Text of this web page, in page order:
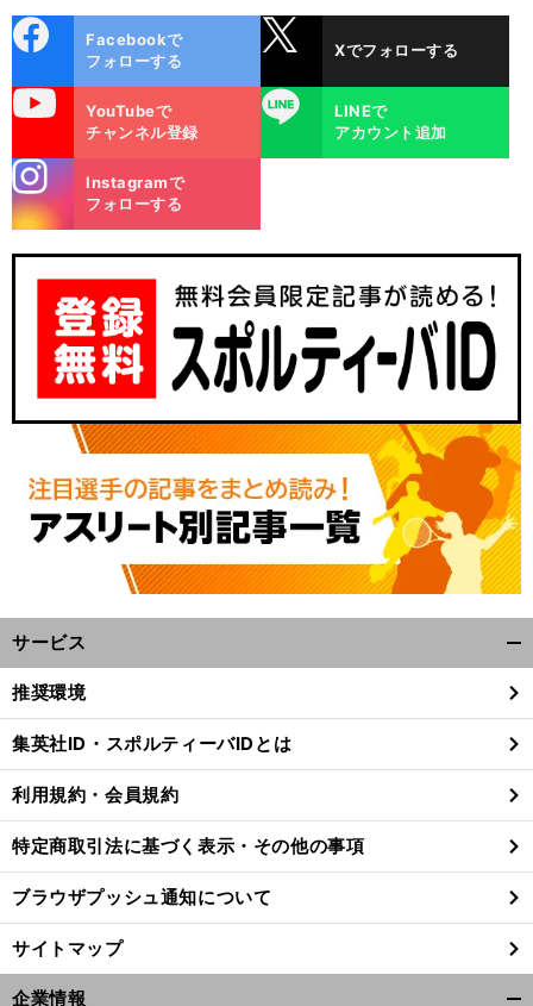
・
悔
」
す 【
河
】
・
ok
Facebookで
フォローする
Xでフォローする
YouTubeで
チャンネル登録
LINE
LINEで
アカウント追加
m
Instagramで
フォローする
サービス
閉
る
推奨環境
集英社ID・スポルティーバIDとは
利用規約・会員規約
特定商取引法に基づく表示・その他の事項
ブラウザプッシュ通知について
サイトマップ
企業情報